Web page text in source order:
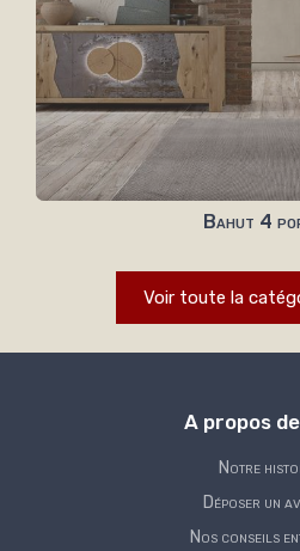
Bahut 4
Voir toute la
A propos
Notre
Déposer un
Nos conseils